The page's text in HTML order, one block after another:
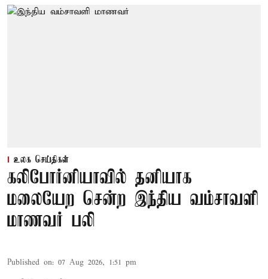
உலக செய்திகள்
கலிபோர்னியாவில் தனியாக
மலையேற சென்ற இந்திய வம்சாவளி
மாணவர் பலி
Published on: 07 Aug 2026, 1:51 pm